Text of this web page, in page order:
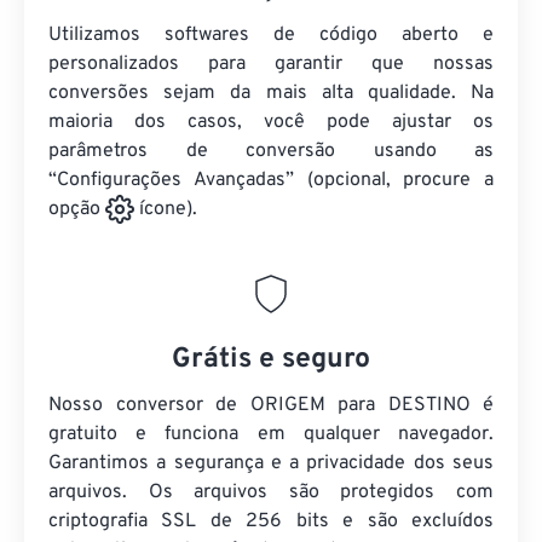
Utilizamos softwares de código aberto e
personalizados para garantir que nossas
conversões sejam da mais alta qualidade. Na
maioria dos casos, você pode ajustar os
parâmetros de conversão usando as
“Configurações Avançadas” (opcional, procure a
opção
ícone).
Grátis e seguro
Nosso conversor de ORIGEM para DESTINO é
gratuito e funciona em qualquer navegador.
Garantimos a segurança e a privacidade dos seus
arquivos. Os arquivos são protegidos com
criptografia SSL de 256 bits e são excluídos